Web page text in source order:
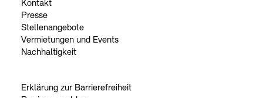
Kontakt
Presse
Stellenangebote
Vermietungen und Events
Nachhaltigkeit
Erklärung zur Barrierefreiheit